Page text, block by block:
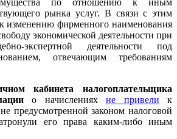
по отношению к иным
рынка услуг. В связи с этим
изменению фирменного наименования
экономической деятельности при
экспертной деятельности под
отвечающим требованиям
кабинета налогоплательщика
о начислениях не привели к
предусмотренной законом налоговой
его права каким-либо иным